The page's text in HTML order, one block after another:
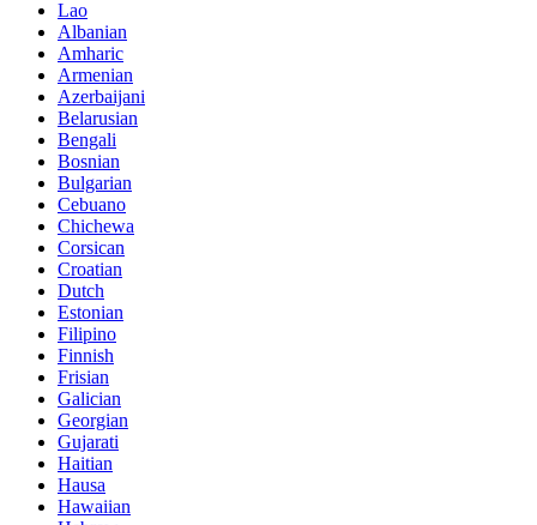
Lao
Albanian
Amharic
Armenian
Azerbaijani
Belarusian
Bengali
Bosnian
Bulgarian
Cebuano
Chichewa
Corsican
Croatian
Dutch
Estonian
Filipino
Finnish
Frisian
Galician
Georgian
Gujarati
Haitian
Hausa
Hawaiian